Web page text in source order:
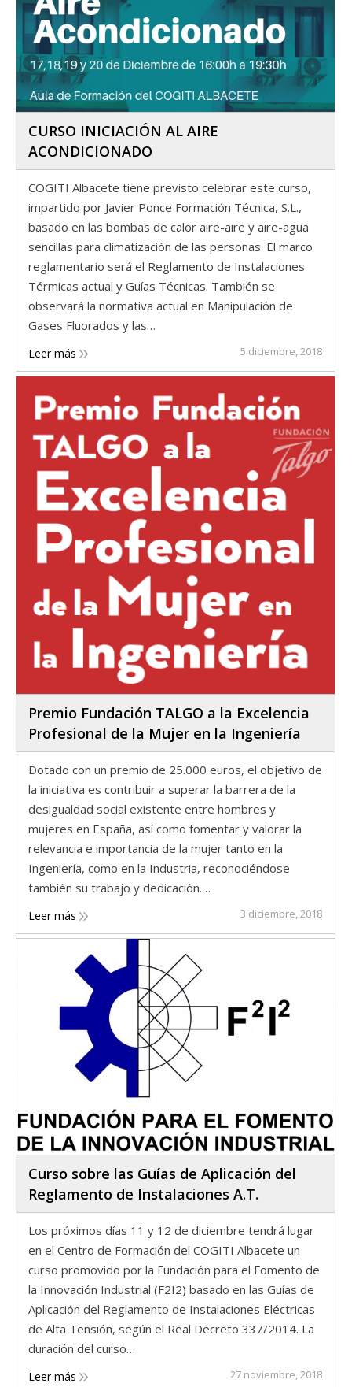
CURSO INICIACIÓN AL AIRE
ACONDICIONADO
COGITI Albacete tiene previsto celebrar este curso,
impartido por Javier Ponce Formación Técnica, S.L.,
basado en las bombas de calor aire-aire y aire-agua
sencillas para climatización de las personas. El marco
reglamentario será el Reglamento de Instalaciones
Térmicas actual y Guías Técnicas. También se
observará la normativa actual en Manipulación de
Gases Fluorados y las…
Leer más 5 diciembre, 2018
Premio Fundación TALGO a la Excelencia
Profesional de la Mujer en la Ingeniería
Dotado con un premio de 25.000 euros, el objetivo de
la iniciativa es contribuir a superar la barrera de la
desigualdad social existente entre hombres y
mujeres en España, así como fomentar y valorar la
relevancia e importancia de la mujer tanto en la
Ingeniería, como en la Industria, reconociéndose
también su trabajo y dedicación.…
Leer más 3 diciembre, 2018
Curso sobre las Guías de Aplicación del
Reglamento de Instalaciones A.T.
Los próximos días 11 y 12 de diciembre tendrá lugar
en el Centro de Formación del COGITI Albacete un
curso promovido por la Fundación para el Fomento de
la Innovación Industrial (F2I2) basado en las Guías de
Aplicación del Reglamento de Instalaciones Eléctricas
de Alta Tensión, según el Real Decreto 337/2014. La
duración del curso…
Leer más 27 noviembre, 2018